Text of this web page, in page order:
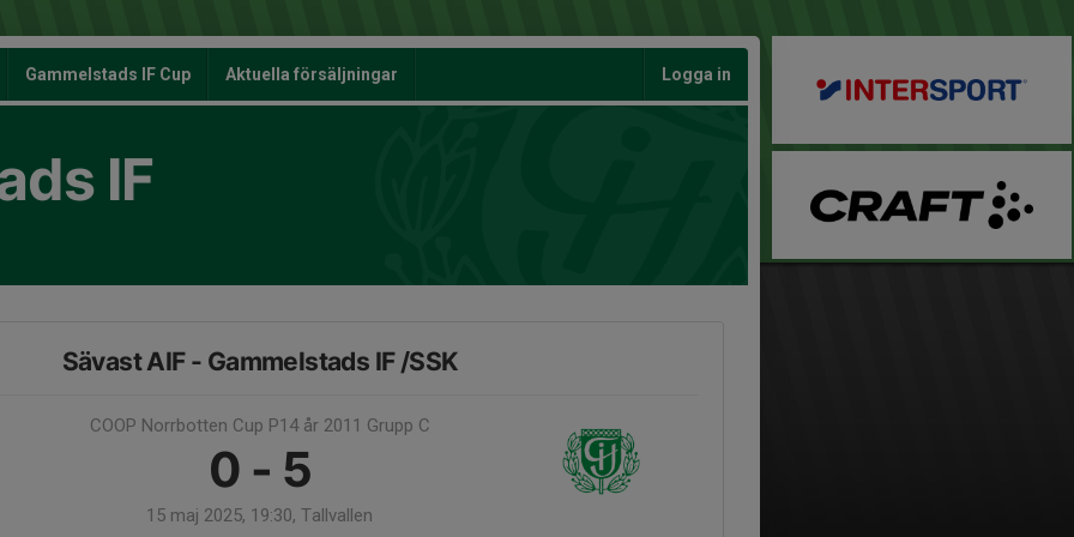
Gammelstads IF Cup Aktuella försäljningar Logga in
IF
Sävast AIF - Gammelstads IF /SSK
COOP Norrbotten Cup P14 år 2011 Grupp C
0 - 5
15 maj 2025, 19:30, Tallvallen